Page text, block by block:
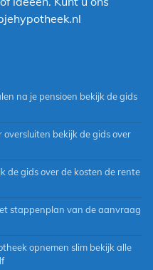
na je pensioen bekijk de gids
bekijk de gids over
de gids over de kosten de rente
stappenplan van de aanvraag
opnemen slim bekijk alle